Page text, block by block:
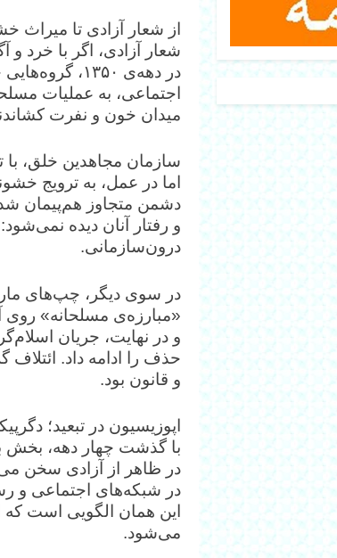
از شعار آزادی تا میراث
شعار آزادی، اگر با خرد و
در دهه‌ی
اجتماعی، به عملیات
میدان خون و نفرت
سازمان مجاهدین خلق، با
اما در عمل، به ترویج
دشمن متجاوز هم‌پیمان
و رفتار آنان دیده
درون‌سازمانی.
در سوی دیگر، چپ‌های
«مبارزه‌ی مسلحانه»
و در نهایت، جریان
و قانون بود.
اپوزیسیون در تبعید؛
با گذشت چهار دهه، بخش
در ظاهر از آزادی سخن
در شبکه‌های اجتماعی و
این همان الگویی است که
می‌شود.